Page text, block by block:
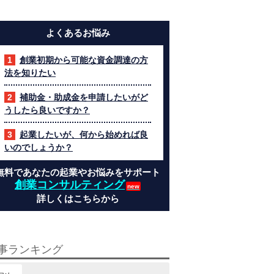
よくあるお悩み
創業初期から可能な資金調達の方
法を知りたい
補助金・助成金を申請したいがど
うしたら良いですか？
起業したいが、何から始めれば良
いのでしょうか？
料であなたの起業やお悩みをサポート
創業コンサルティング
詳しくはこちらから
ランキング